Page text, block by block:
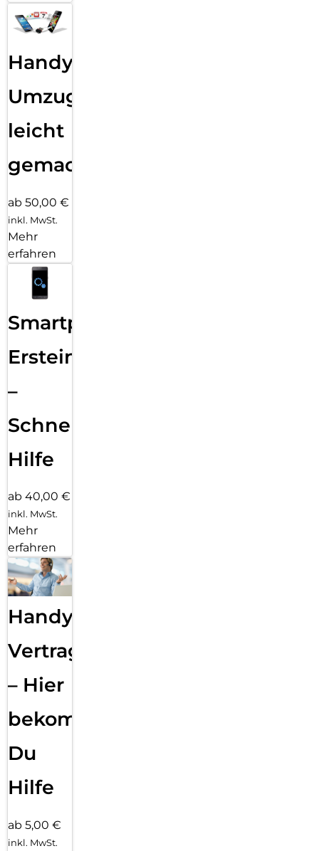
Handy
Umzug
leicht
gemacht!
ab 50,00 €
inkl. MwSt.
Mehr
erfahren
Smartphone
Ersteinrichtung
–
Schnelle
Hilfe
ab 40,00 €
inkl. MwSt.
Mehr
erfahren
Handy
Vertragsabwicklung
– Hier
bekommst
Du
Hilfe
ab 5,00 €
inkl. MwSt.